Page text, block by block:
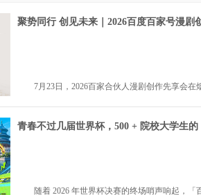
聚势同行 创见未来｜2026百度百家号漫剧
7月23日，2026百家合伙人漫剧创作先享会在
青春不过几届世界杯，500 + 院校大学生
随着 2026 年世界杯决赛的终场哨声响起，「